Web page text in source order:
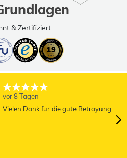
& Zertifiziert
vor 8 Tagen
Vielen Dank für die gute Betrayung